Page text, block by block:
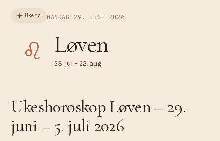
Ukens MANDAG 29. JUNI 2026
♌︎ Løven
23. jul – 22. aug
Ukeshoroskop Løven – 29.
juni – 5. juli 2026